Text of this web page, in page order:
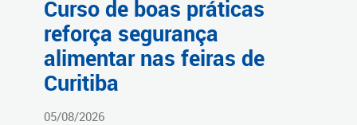
Curso de boas práticas
reforça segurança
alimentar nas feiras de
Curitiba
05/08/2026